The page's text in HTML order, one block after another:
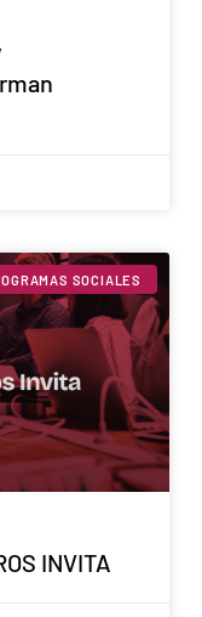
SOCIALES
INVITA